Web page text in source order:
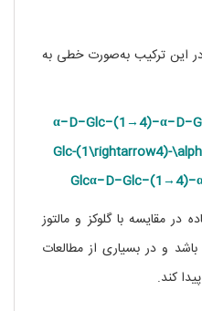
در این ترکیب به‌صورت خطی به
Glc-(1\rightarrow4)-
Glcα−D−Glc−(1→4)−
مقایسه با گلوکز و مالتوز
باشد و در بسیاری از مطالعات
کند.